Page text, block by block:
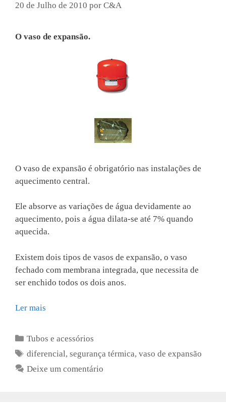
20 de Julho de 2010 por C&A
O vaso de expansão.
O vaso de expansão é obrigatório nas instalações de
aquecimento central.
Ele absorve as variações de água devidamente ao
aquecimento, pois a água dilata-se até 7% quando
aquecida.
Existem dois tipos de vasos de expansão, o vaso
fechado com membrana integrada, que necessita de
ser enchido todos os dois anos.
Ler mais
Categorias
Tubos e acessórios
Etiquetas
diferencial,segurança térmica,vaso de expansão
Deixe um comentário